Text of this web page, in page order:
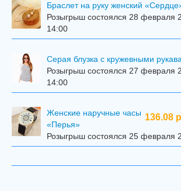
Браслет на руку женский
Розыгрыш состоялся 28 февраля
14:00
Серая блузка с кружевными
Розыгрыш состоялся 27 февраля
14:00
136.08
Женские наручные часы
«Перья»
Розыгрыш состоялся 25 февраля